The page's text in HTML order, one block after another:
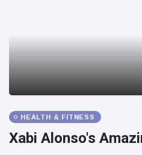
HEALTH & FITNESS
Xabi Alonso's